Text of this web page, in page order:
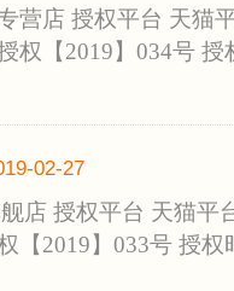
营店 授权平台 天猫
权【2019】034号
02-27
店 授权平台 天猫平
【2019】033号 授